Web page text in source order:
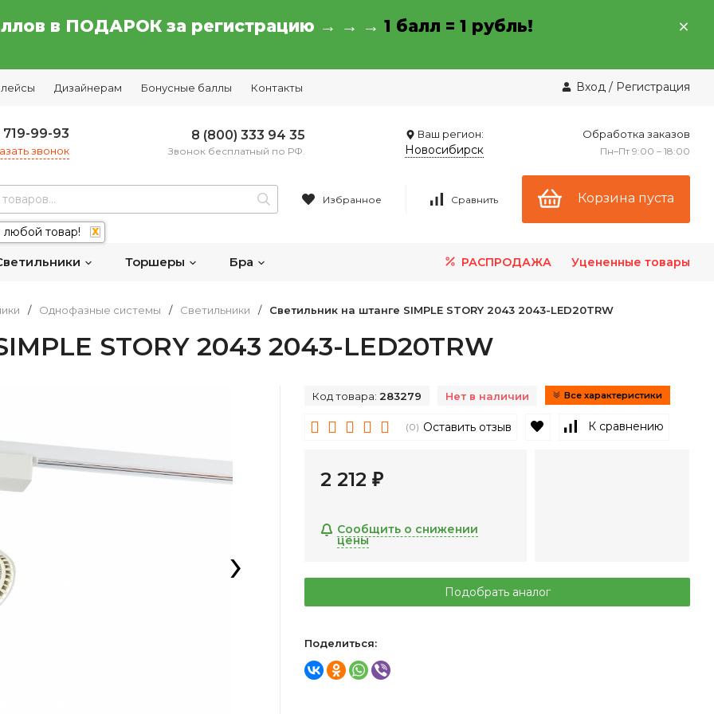
в ПОДАРОК за регистрацию → → → 1 балл = 1 рубль!
Дизайнерам Бонусные баллы Контакты Вход / Регистрация
99-93
звонок
8 (800) 333 94 35
Звонок бесплатный по РФ.
Ваш регион:
Новосибирск
Обработка заказов
Пн–Пт 9:00 – 18:00
товар! X
Избранное Сравнить Корзина пуста
Торшеры Бра РАСПРОДАЖА Уцененные товары
/ Однофазные системы / Светильники / Светильник на штанге SIMPLE STORY 2043 2043-LED20TRW
STORY 2043 2043-LED20TRW
›
Код товара: 283279 Нет в наличии Все характеристики
(0) Оставить отзыв В избранное
К сравнению
2 212₽
Сообщить о снижении
цены
Подобрать аналог
Поделиться: